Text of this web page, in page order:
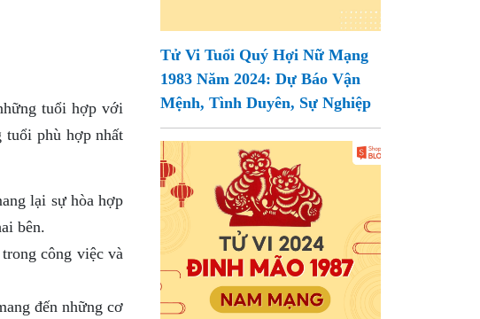
tuổi hợp với
tuổi phù hợp nhất
lại sự hòa hợp
bên.
công việc và
đến những cơ
Tử Vi Tuổi Quý Hợi Nữ Mạng
1983 Năm 2024: Dự Báo Vận
Mệnh, Tình Duyên, Sự Nghiệp